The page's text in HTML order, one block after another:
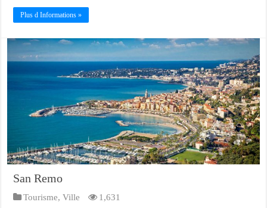
Plus d Informations »
San Remo
Tourisme,Ville 1,631